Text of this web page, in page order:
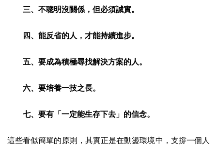
三、不聰明沒關係，但必須誠實。
四、能反省的人，才能持續進步。
五、要成為積極尋找解決方案的人。
六、要培養一技之長。
七、要有「一定能生存下去」的信念。
這些看似簡單的原則，其實正是在動盪環境中，支撐一個人